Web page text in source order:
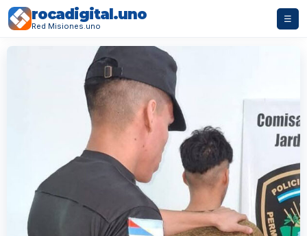
rocadigital.uno
Red Misiones.uno
☰